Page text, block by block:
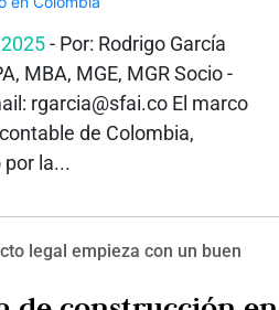
- Por: Rodrigo García
MBA, MGE, MGR Socio -
rgarcia@sfai.co El marco
de Colombia,
la...
legal empieza con un buen